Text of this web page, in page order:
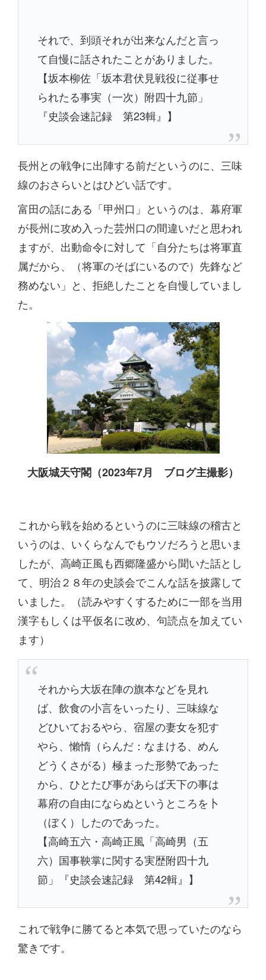
それで、到頭それが出来なんだと言っ
て自慢に話されたことがありました。
【坂本柳佐「坂本君伏見戦役に従事せ
られたる事実（一次）附四十九節」
『史談会速記録 第23輯』】
長州との戦争に出陣する前だというのに、三味
線のおさらいとはひどい話です。
富田の話にある「甲州口」というのは、幕府軍
が長州に攻め入った芸州口の間違いだと思われ
ますが、出動命令に対して「自分たちは将軍直
属だから、（将軍のそばにいるので）先鋒など
務めない」と、拒絶したことを自慢していまし
た。
大阪城天守閣（2023年7月 ブログ主撮影）
これから戦を始めるというのに三味線の稽古と
いうのは、いくらなんでもウソだろうと思いま
したが、高崎正風も西郷隆盛から聞いた話とし
て、明治２８年の史談会でこんな話を披露して
いました。（読みやすくするために一部を当用
漢字もしくは平仮名に改め、句読点を加えてい
ます）
それから大坂在陣の旗本などを見れ
ば、飲食の小言をいったり、三味線な
どひいておるやら、宿屋の妻女を犯す
やら、懶惰（らんだ：なまける、めん
どうくさがる）極まった形勢であった
から、ひとたび事があらば天下の事は
幕府の自由にならぬというところを卜
（ぼく）したのであった。
【高崎五六・高崎正風「高崎男（五
六）国事鞅掌に関する実歴附四十九
節」『史談会速記録 第42輯』】
これで戦争に勝てると本気で思っていたのなら
驚きです。